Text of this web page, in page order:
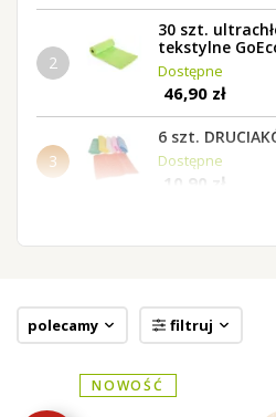
2
30 szt.
tekstylne
Dostępne
46,90 zł
3
6 szt.
Dostępne
10,90 zł
5 szt. gąbka
ścierną
30 szt.
tekstylne
Dostępne
46,90 zł
polecamy filtruj
NOWOŚĆ